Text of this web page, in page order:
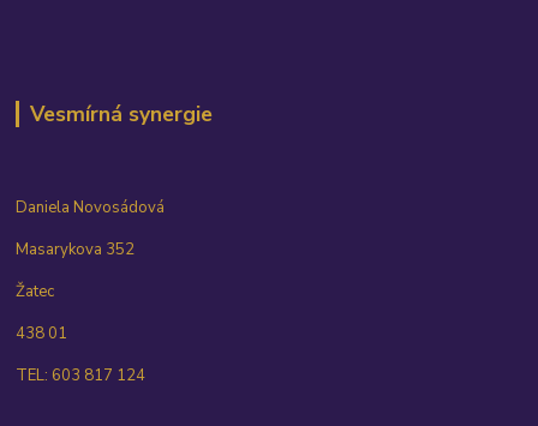
Vesmírná synergie
Daniela Novosádová
Masarykova 352
Žatec
438 01
TEL: 603 817 124